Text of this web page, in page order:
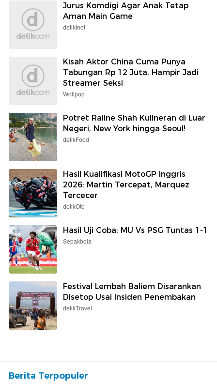
Jurus Komdigi Agar Anak Tetap
Aman Main Game
detikInet
Kisah Aktor China Cuma Punya
Tabungan Rp 12 Juta, Hampir Jadi
Streamer Seksi
Wolipop
Potret Raline Shah Kulineran di Luar
Negeri, New York hingga Seoul!
detikFood
Hasil Kualifikasi MotoGP Inggris
2026: Martin Tercepat, Marquez
Tercecer
detikOto
Hasil Uji Coba: MU Vs PSG Tuntas 1-1
Sepakbola
Festival Lembah Baliem Disarankan
Disetop Usai Insiden Penembakan
detikTravel
Berita Terpopuler